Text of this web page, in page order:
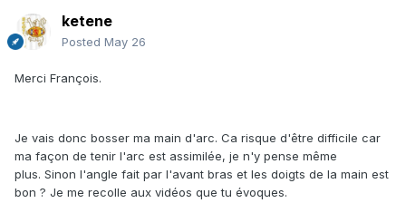
ketene
Posted May 26
Merci François.
Je vais donc bosser ma main d'arc. Ca risque d'être difficile car
ma façon de tenir l'arc est assimilée, je n'y pense même
plus. Sinon l'angle fait par l'avant bras et les doigts de la main est
bon ? Je me recolle aux vidéos que tu évoques.